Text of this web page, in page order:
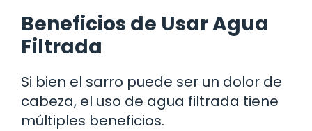
Beneficios de Usar Agua
Filtrada
Si bien el sarro puede ser un dolor de
cabeza, el uso de agua filtrada tiene
múltiples beneficios.